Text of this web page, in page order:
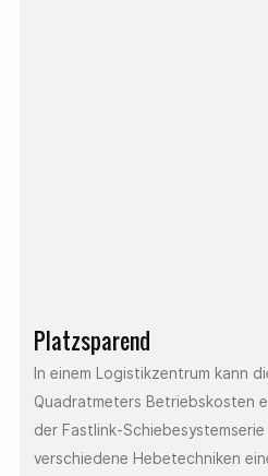
Platzsparend
In einem Logistikzentrum kann
Quadratmeters Betriebskosten
der Fastlink-
verschiedene Hebetechniken